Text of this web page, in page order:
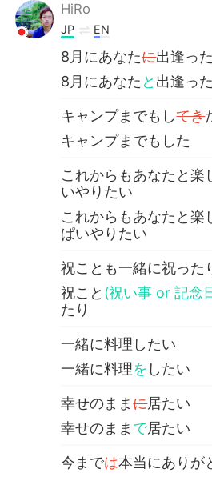
HiRo
JP EN
8月にあなたに出逢った
8月にあなた と 出逢った
キャンプまでもしてき
キャンプまでもした
これからもあなたと楽
いやりたい
これからもあなたと楽
ぱいやりたい
祝ことも一緒に祝った
祝こと (祝い事 or 記念
たり
一緒に料理したい
一緒に料理を したい
幸せのままに居たい
幸せのまま で居たい
今までは本当にありが